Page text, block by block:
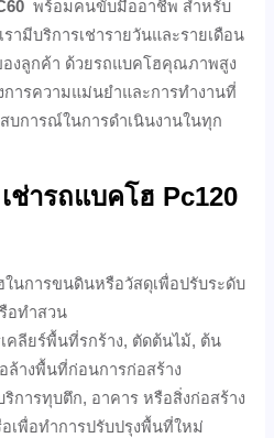
พร้อมคนขับมืออาชีพ สำหรับ
เรามีบริการเช่ารายวันและรายเดือน
งลูกค้า ด้วยรถแบคโฮคุณภาพสูง
การความแม่นยำและการทำงานที่
บการณ์ในการดำเนินงานในทุก
เช่ารถแบคโฮ Pc120
ในการขนดินหรือวัสดุเพื่อปรับระดับ
อทำสวน
คลียร์พื้นที่รกร้าง, ตัดต้นไม้, ต้น
ล้างพื้นที่ก่อนการก่อสร้าง
ริการทุบตึก, อาคาร หรือสิ่งก่อสร้าง
เพื่อทำการปรับปรุงพื้นที่ใหม่